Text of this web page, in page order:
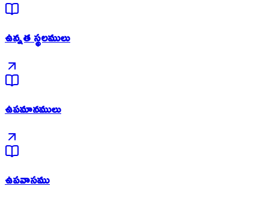
ఉన్నత స్థలములు
ఉపమానములు
ఉపవాసము